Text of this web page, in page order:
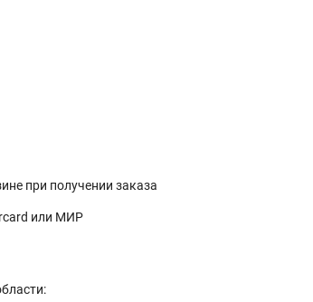
при получении заказа
или МИР